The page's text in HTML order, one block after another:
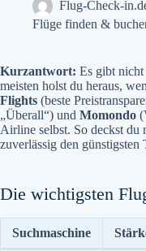
Flug-Check-
Flüge finden &
Kurzantwort: Es gibt nicht
meisten holst du heraus,
Flights (beste
„Überall“) und Momondo
Airline selbst. So deckst du
zuverlässig den günstigsten
Die wichtigsten
Suchmaschine